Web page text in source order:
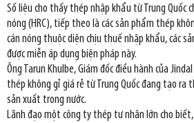
Số liệu cho thấy thép nhập khẩu từ Trung Quốc
nóng (HRC), tiếp theo là các sản phẩm thép
cán nóng thuộc diện chịu thuế nhập khẩu, các
được miễn áp dụng biện pháp này.
Ông Tarun Khulbe, Giám đốc điều hành của
thép không gỉ giá rẻ từ Trung Quốc đang tạo ra
sản xuất trong nước.
Lãnh đạo một công ty thép tư nhân lớn cho